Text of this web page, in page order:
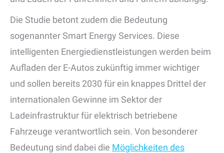
Die Studie betont zudem die Bedeutung
sogenannter Smart Energy Services. Diese
intelligenten Energiedienstleistungen werden beim
Aufladen der E-Autos zukünftig immer wichtiger
und sollen bereits 2030 für ein knappes Drittel der
internationalen Gewinne im Sektor der
Ladeinfrastruktur für elektrisch betriebene
Fahrzeuge verantwortlich sein. Von besonderer
Bedeutung sind dabei die Möglichkeiten des